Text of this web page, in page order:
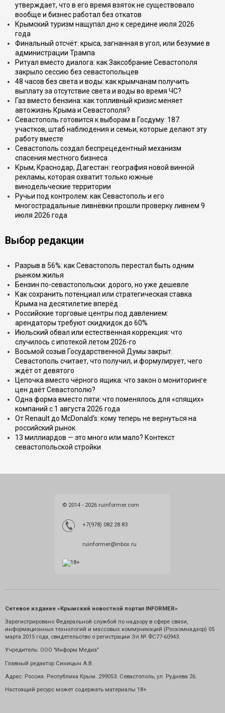
утверждает, что в его время взяток не существовало
вообще и бизнес работал без откатов
Крымский туризм нащупал дно к середине июля 2026
года
Финальный отсчёт: крыса, загнанная в угол, или безумие в
администрации Трампа
Ритуал вместо диалога: как Заксобрание Севастополя
закрыло сессию без севастопольцев
48 часов без света и воды: как крымчанам получить
выплату за отсутствие света и воды во время ЧС?
Газ вместо бензина: как топливный кризис меняет
автожизнь Крыма и Севастополя?
Севастополь готовится к выборам в Госдуму: 187
участков, штаб наблюдения и семьи, которые делают эту
работу вместе
Севастополь создал беспрецедентный механизм
спасения местного бизнеса
Крым, Краснодар, Дагестан: география новой винной
рекламы, которая охватит только южные
винодельческие территории
Ручьи под контролем: как Севастополь и его
многострадальные ливнёвки прошли проверку ливнем 9
июля 2026 года
Выбор редакции
Разрыв в 56%: как Севастополь перестал быть одним
рынком жилья
Бензин по-севастопольски: дорого, но уже дешевле
Как сохранить потенциал или стратегическая ставка
Крыма на десятилетие вперёд
Российские торговые центры под давлением:
арендаторы требуют скидкидок до 60%
Июльский обвал или естественная коррекция: что
случилось с ипотекой летом 2026-го
Восьмой созыв Государственной Думы закрыт.
Севастополь считает, что получил, и формулирует, чего
ждёт от девятого
Цепочка вместо чёрного ящика: что закон о мониторинге
цен даёт Севастополю?
Одна форма вместо пяти: что поменялось для «спящих»
компаний с 1 августа 2026 года
От Renault до McDonald's: кому теперь не вернуться на
российский рынок
13 миллиардов — это много или мало? Контекст
севастопольской стройки
© 2014 - 2026 ruinformer.com
+7(978) 082 28 83
ruinformer@inbox.ru
Сетевое издание «Крымский новостной портал INFORMER»
Зарегистрировано Федеральной службой по надзору в сфере связи,
информационных технологий и массовых коммуникаций (Роскомнадзор) 05
марта 2015 года, свидетельство о регистрации Эл № ФС77-60943.
Учредитель: ООО "Информ Медиа"
Главный редактор Синицын А.В.
Адрес: Россия. Республика Крым. 299053. Севастополь, ул. Руднева 26.
Настоящий ресурс может содержать материалы 18+